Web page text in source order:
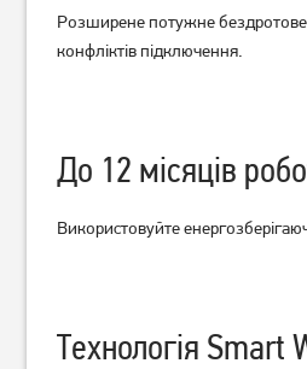
Миша Logitech M185
Wireless Grey
Розширене потужне
конфліктів підключення.
До 12 місяців
Використовуйте
Технологія Smart